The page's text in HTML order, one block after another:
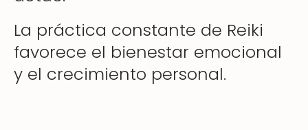
La práctica constante de Reiki
favorece el bienestar emocional
y el crecimiento personal.